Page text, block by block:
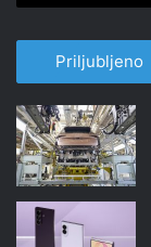
Priljubljeno